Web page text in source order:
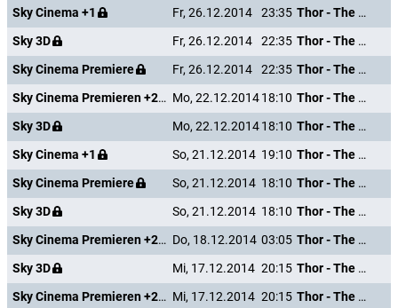
Sky Cinema +1
Fr, 26.12.2014 23:35
Thor - The Dark Kingdom
Sky 3D
Fr, 26.12.2014 22:35
Thor - The Dark Kingdom
Sky Cinema Premiere
Fr, 26.12.2014 22:35
Thor - The Dark Kingdom
Sky Cinema Premieren +24 Mo, 22.12.201418:10
Thor - The Dark Kingdom
Sky 3D
Mo, 22.12.201418:10
Thor - The Dark Kingdom
Sky Cinema +1
So, 21.12.2014 19:10
Thor - The Dark Kingdom
Sky Cinema Premiere
So, 21.12.2014 18:10
Thor - The Dark Kingdom
Sky 3D
So, 21.12.2014 18:10
Thor - The Dark Kingdom
Sky Cinema Premieren +24 Do, 18.12.2014 03:05
Thor - The Dark Kingdom
Sky 3D
Mi, 17.12.2014 20:15
Thor - The Dark Kingdom
Sky Cinema Premieren +24 Mi, 17.12.2014 20:15
Thor - The Dark Kingdom